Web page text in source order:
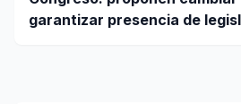
garantizar presencia de